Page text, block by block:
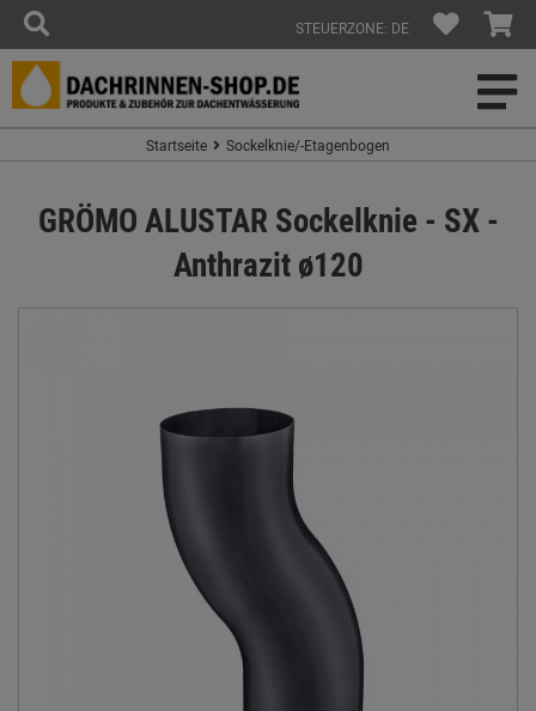
STEUERZONE: DE
Startseite Sockelknie/-Etagenbogen
GRÖMO ALUSTAR Sockelknie - SX -
Anthrazit ø120